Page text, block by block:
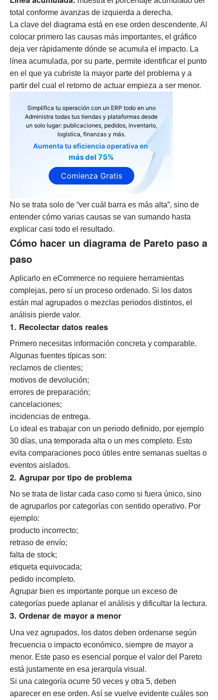
total conforme avanzas de izquierda a derecha.
La clave del diagrama está en ese orden descendente. Al
colocar primero las causas más importantes, el gráfico
deja ver rápidamente dónde se acumula el impacto. La
línea acumulada, por su parte, permite identificar el punto
en el que ya cubriste la mayor parte del problema y a
partir del cual el retorno de actuar empieza a ser menor.
Simplifica tu operación con un ERP todo en uno
Administra todas tus tiendas y plataformas desde
un solo lugar: publicaciones, pedidos, inventario,
logística, finanzas y más.
Aumenta tu eficiencia operativa en
más del 75%
Comienza Gratis
No se trata solo de “ver cuál barra es más alta”, sino de
entender cómo varias causas se van sumando hasta
explicar casi todo el resultado.
Cómo hacer un diagrama de Pareto paso a
paso
Aplicarlo en eCommerce no requiere herramientas
complejas, pero sí un proceso ordenado. Si los datos
están mal agrupados o mezclas periodos distintos, el
análisis pierde valor.
1. Recolectar datos reales
Primero necesitas información concreta y comparable.
Algunas fuentes típicas son:
reclamos de clientes;
motivos de devolución;
errores de preparación;
cancelaciones;
incidencias de entrega.
Lo ideal es trabajar con un periodo definido, por ejemplo
30 días, una temporada alta o un mes completo. Esto
evita comparaciones poco útiles entre semanas sueltas o
eventos aislados.
2. Agrupar por tipo de problema
No se trata de listar cada caso como si fuera único, sino
de agruparlos por categorías con sentido operativo. Por
ejemplo:
producto incorrecto;
retraso de envío;
falta de stock;
etiqueta equivocada;
pedido incompleto.
Agrupar bien es importante porque un exceso de
categorías puede aplanar el análisis y dificultar la lectura.
3. Ordenar de mayor a menor
Una vez agrupados, los datos deben ordenarse según
frecuencia o impacto económico, siempre de mayor a
menor. Este paso es esencial porque el valor del Pareto
está justamente en esa jerarquía visual.
Si una categoría ocurre 50 veces y otra 5, deben
aparecer en ese orden. Así se vuelve evidente cuáles son